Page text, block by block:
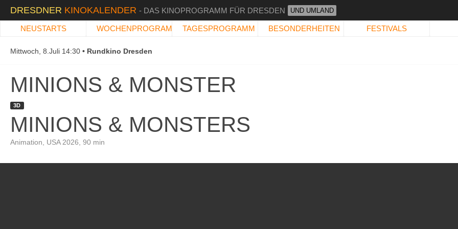
DRESDNER KINOKALENDER - DAS KINOPROGRAMM FÜR DRESDEN UND UMLAND
NEUSTARTS WOCHENPROGRAMM TAGESPROGRAMM BESONDERHEITEN FESTIVALS
Mittwoch, 8.Juli 14:30 Rundkino Dresden
MINIONS & MONSTER
3D
MINIONS & MONSTERS
Animation, USA 2026, 90 min